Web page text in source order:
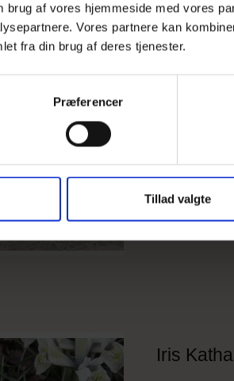
brug af vores hjemmeside med vores
Vores partnere kan
fra din brug af deres tjenester.
Præferencer
Tillad valgte
Graham
Iris